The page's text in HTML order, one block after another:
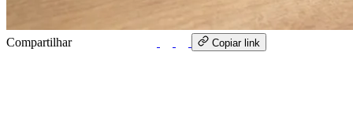
Compartilhar Copiar link